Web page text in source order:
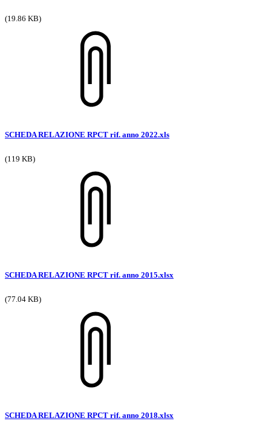
(19.86 KB)
SCHEDA RELAZIONE RPCT rif. anno 2022.xls
(119 KB)
SCHEDA RELAZIONE RPCT rif. anno 2015.xlsx
(77.04 KB)
SCHEDA RELAZIONE RPCT rif. anno 2018.xlsx